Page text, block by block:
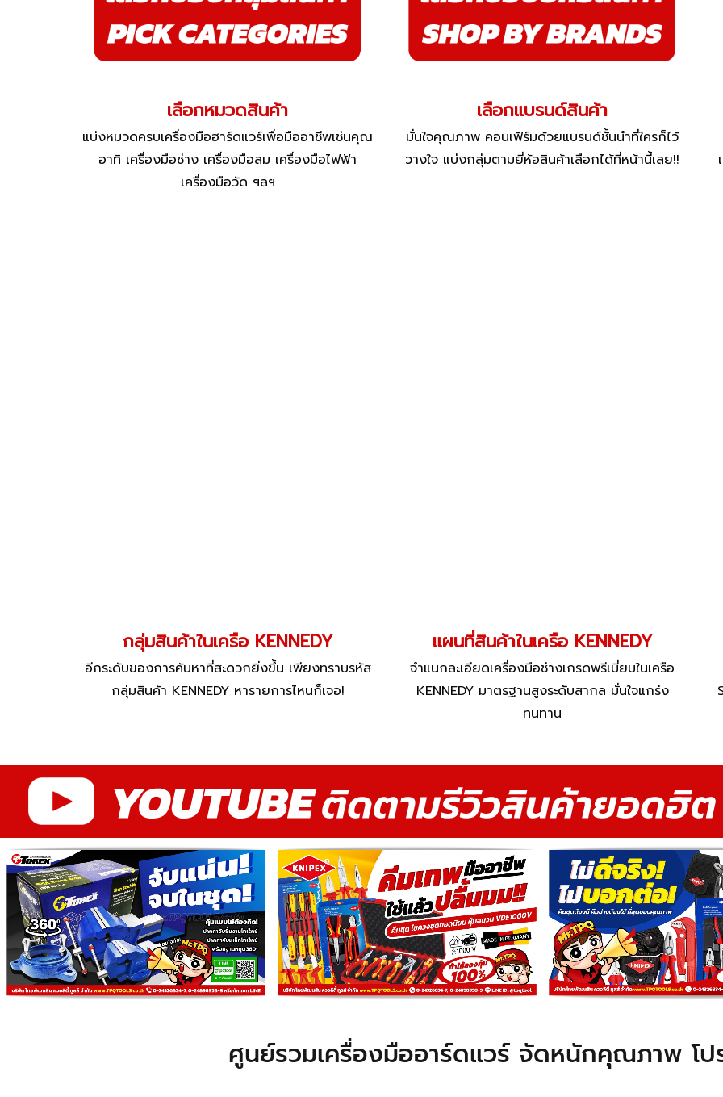
เลือกหมวดสินค้า
แบ่งหมวดครบเครื่องมือฮาร์ดแวร์เพื่อมืออาชีพเช่นคุณ
อาทิ เครื่องมือช่าง เครื่องมือลม เครื่องมือไฟฟ้า
เครื่องมือวัด ฯลฯ
เลือกแบรนด์สินค้า
มั่นใจคุณภาพ คอนเฟิร์มด้วยแบรนด์ชั้นนำที่ใครก็ไว้
วางใจ แบ่งกลุ่มตามยี่ห้อสินค้าเลือกได้ที่หน้านี้เลย!!
กลุ่มสินค้าในเครือ KENNEDY
อีกระดับของการค้นหาที่สะดวกยิ่งขึ้น เพียงทราบรหัส
กลุ่มสินค้า KENNEDY หารายการไหนก็เจอ!
แผนที่สินค้าในเครือ KENNEDY
จำแนกละเอียดเครื่องมือช่างเกรดพรีเมี่ยมในเครือ
KENNEDY มาตรฐานสูงระดับสากล มั่นใจแกร่ง
ทนทาน
ศูนย์รวมเครื่องมืออาร์ดแวร์ จัดหนักคุณภาพ โป